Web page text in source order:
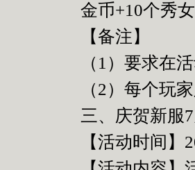
金币+10个秀
【备注】
（1）要求在
（2）每个玩
三、庆贺新服
【活动时间】